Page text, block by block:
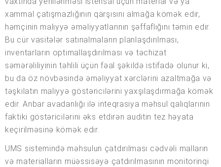
xammal çatışmazlığının qarşısını almağa kömək edir,
həmçinin maliyyə əməliyyatlarının şəffaflığını təmin edir.
Bu cür vasitələr satınalmaların planlaşdırılması,
inventarların optimallaşdırılması və təchizat
səmərəliliyinin təhlili üçün fəal şəkildə istifadə olunur ki,
bu da öz növbəsində əməliyyat xərclərini azaltmağa və
təşkilatın maliyyə göstəricilərini yaxşılaşdırmağa kömək
edir. Anbar avadanlığı ilə inteqrasiya məhsul qalıqlarının
faktiki göstəricilərini əks etdirən auditin tez həyata
keçirilməsinə kömək edir.
UMS sistemində məhsulun çatdırılması cədvəli malların
və materialların müəssisəyə çatdırılmasının monitorinqi